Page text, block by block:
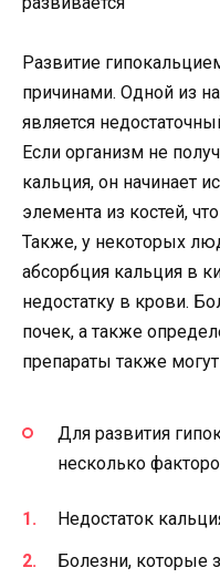
Развитие
причинами. Одной из
является
Если организм не
кальция, он начинает
элемента из костей,
Также, у некоторых
абсорбция кальция в
недостатку в крови.
почек, а также
препараты также
Для развития
несколько
Недостаток
Болезни, которые